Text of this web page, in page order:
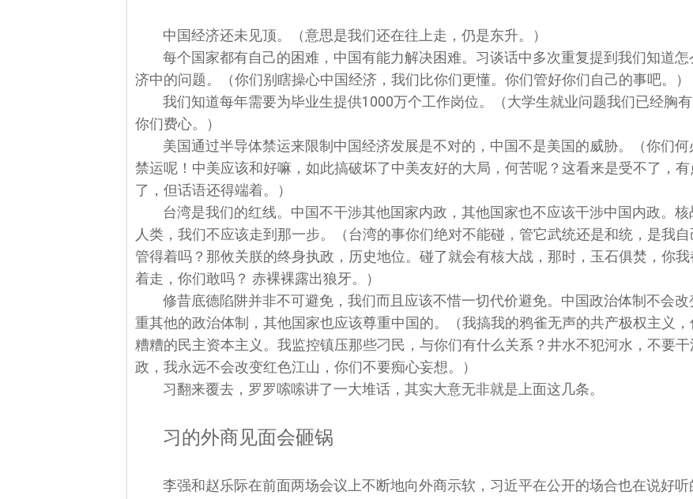
中国经济还未见顶。 （意思是我们还在往上走，仍是东升。
）
每个国家都有自己的困难，中国有能力解决困难。习谈话中多次重复提到我们知道
济中的问题。（你们别瞎操心中国经济，我们比你们更懂。你们管好你们自己的事吧。）
我们知道每年需要为毕业生提供1000万个工作岗位。（大学生就业问题我们已经胸
你们费心。）
美国通过半导体禁运来限制中国经济发展是不对的，中国不是美国的威胁。（你们
禁运呢！中美应该和好嘛，如此搞破坏了中美友好的大局，何苦呢？这看来是受不了，
了，但话语还得端着。）
台湾是我们的红线。中国不干涉其他国家内政，其他国家也不应该干涉中国内政。核
人类，我们不应该走到那一步。
（台湾的事你们绝对不能碰，管它武统还是和统，是我
管得着吗？那攸关朕的终身执政，历史地位。碰了就会有核大战，那时，玉石俱焚，你
着走，你们敢吗？ 赤裸裸露出狼牙。）
修昔底德陷阱并非不可避免，我们而且应该不惜一切代价避免。中国政治体制不会
重其他的政治体制，其他国家也应该尊重中国的。（我搞我的鸦雀无声的共产极权主义
糟糟的民主资本主义。我监控镇压那些刁民，与你们有什么关系？井水不犯河水，不要干
政，我永远不会改变红色江山，你们不要痴心妄想。）
习翻来覆去，罗罗嗦嗦讲了一大堆话，其实大意无非就是上面这几条。
习的外商见面会砸锅
李强和赵乐际在前面两场会议上不断地向外商示软，习近平在公开的场合也在说好听